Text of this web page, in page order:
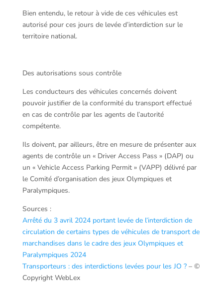
Bien entendu, le retour à vide de ces véhicules est
autorisé pour ces jours de levée d’interdiction sur le
territoire national.
Des autorisations sous contrôle
Les conducteurs des véhicules concernés doivent
pouvoir justifier de la conformité du transport effectué
en cas de contrôle par les agents de l’autorité
compétente.
Ils doivent, par ailleurs, être en mesure de présenter aux
agents de contrôle un « Driver Access Pass » (DAP) ou
un « Vehicle Access Parking Permit » (VAPP) délivré par
le Comité d’organisation des jeux Olympiques et
Paralympiques.
Sources :
Arrêté du 3 avril 2024 portant levée de l’interdiction de
circulation de certains types de véhicules de transport de
marchandises dans le cadre des jeux Olympiques et
Paralympiques 2024
Transporteurs : des interdictions levées pour les JO ?– ©
Copyright WebLex